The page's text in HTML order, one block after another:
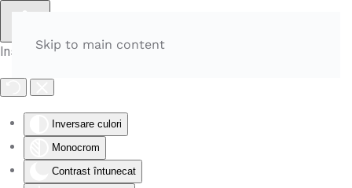
Instrumente de accesibilitate
Inversare culori
Monocrom
Contrast întunecat
Skip to main content